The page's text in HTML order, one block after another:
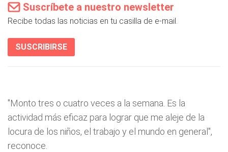
Suscríbete a nuestro newsletter
Recibe todas las noticias en tu casilla de e-mail.
SUSCRIBIRSE
"Monto tres o cuatro veces a la semana. Es la
actividad más eficaz para lograr que me aleje de la
locura de los niños, el trabajo y el mundo en general",
reconoce.